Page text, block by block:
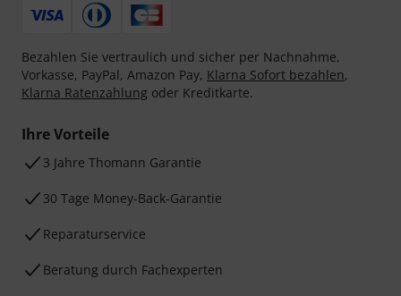
Bezahlen Sie vertraulich und sicher per Nachnahme,
Vorkasse, PayPal, Amazon Pay, Klarna Sofort bezahlen,
Klarna Ratenzahlung oder Kreditkarte.
Ihre Vorteile
3 Jahre Thomann Garantie
30 Tage Money-Back-Garantie
Reparaturservice
Beratung durch Fachexperten